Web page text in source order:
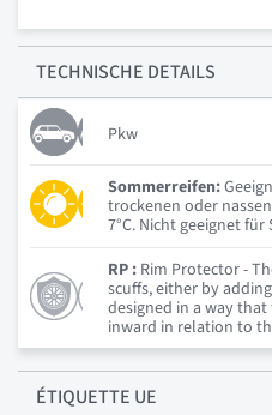
TECHNISCHE DETAILS
Pkw
Sommerreifen:
trockenen oder
7°C. Nicht geeignet für
RP : Rim Protector -
scuffs, either by
designed in a way
inward in relation to
ÉTIQUETTE UE